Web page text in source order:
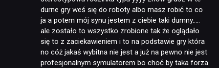
durne gry weś się do roboty albo masz robić to co
ja a potem mój synu jestem z ciebie taki dumny…..
ale zostało to wszystko zrobione tak że oglądało
się to z zaciekawieniem i to na podstawie gry która
no cóż jakaś wybitna nie jest a już na pewno nie jest
profesjonalnym symulatorem bo choć by taka forza